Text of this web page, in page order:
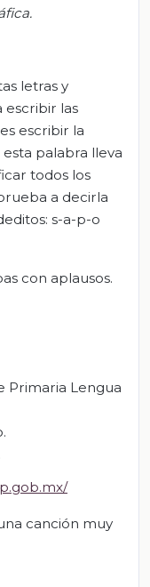
letras y
escribir las
escribir la
palabra lleva
todos los
a decirla
s-a-p-o
con aplausos.
Primaria Lengua
canción muy